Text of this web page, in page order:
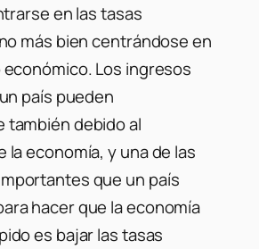
en las tasas
más bien centrándose en
Los ingresos
país pueden
también debido al
la economía, y una de las
que un país
hacer que la economía
es bajar las tasas